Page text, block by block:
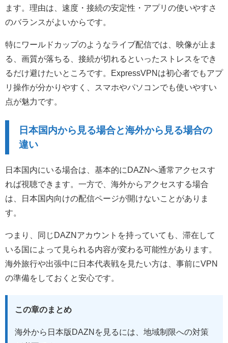
ます。理由は、速度・接続の安定性・アプリの使いやすさ
のバランスがよいからです。
特にワールドカップのようなライブ配信では、映像が止ま
る、画質が落ちる、接続が切れるといったストレスをでき
るだけ避けたいところです。ExpressVPNは初心者でもアプ
リ操作が分かりやすく、スマホやパソコンでも使いやすい
点が魅力です。
日本国内から見る場合と海外から見る場合の
違い
日本国内にいる場合は、基本的にDAZNへ通常アクセスす
れば視聴できます。一方で、海外からアクセスする場合
は、日本国内向けの配信ページが開けないことがありま
す。
つまり、同じDAZNアカウントを持っていても、滞在して
いる国によって見られる内容が変わる可能性があります。
海外旅行や出張中に日本代表戦を見たい方は、事前にVPN
の準備をしておくと安心です。
この章のまとめ
海外から日本版DAZNを見るには、地域制限への対策